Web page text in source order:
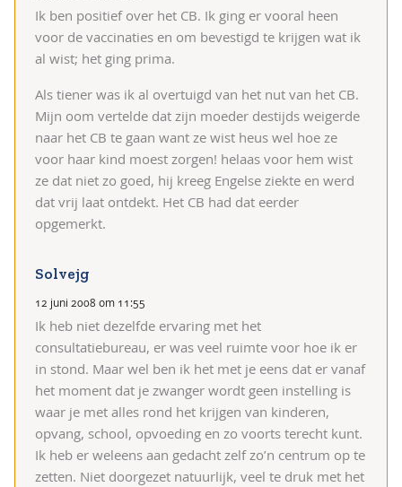
Ik ben positief over het CB. Ik ging er vooral heen
voor de vaccinaties en om bevestigd te krijgen wat ik
al wist; het ging prima.
Als tiener was ik al overtuigd van het nut van het CB.
Mijn oom vertelde dat zijn moeder destijds weigerde
naar het CB te gaan want ze wist heus wel hoe ze
voor haar kind moest zorgen! helaas voor hem wist
ze dat niet zo goed, hij kreeg Engelse ziekte en werd
dat vrij laat ontdekt. Het CB had dat eerder
opgemerkt.
Solvejg
12 juni 2008 om 11:55
Ik heb niet dezelfde ervaring met het
consultatiebureau, er was veel ruimte voor hoe ik er
in stond. Maar wel ben ik het met je eens dat er vanaf
het moment dat je zwanger wordt geen instelling is
waar je met alles rond het krijgen van kinderen,
opvang, school, opvoeding en zo voorts terecht kunt.
Ik heb er weleens aan gedacht zelf zo’n centrum op te
zetten. Niet doorgezet natuurlijk, veel te druk met het